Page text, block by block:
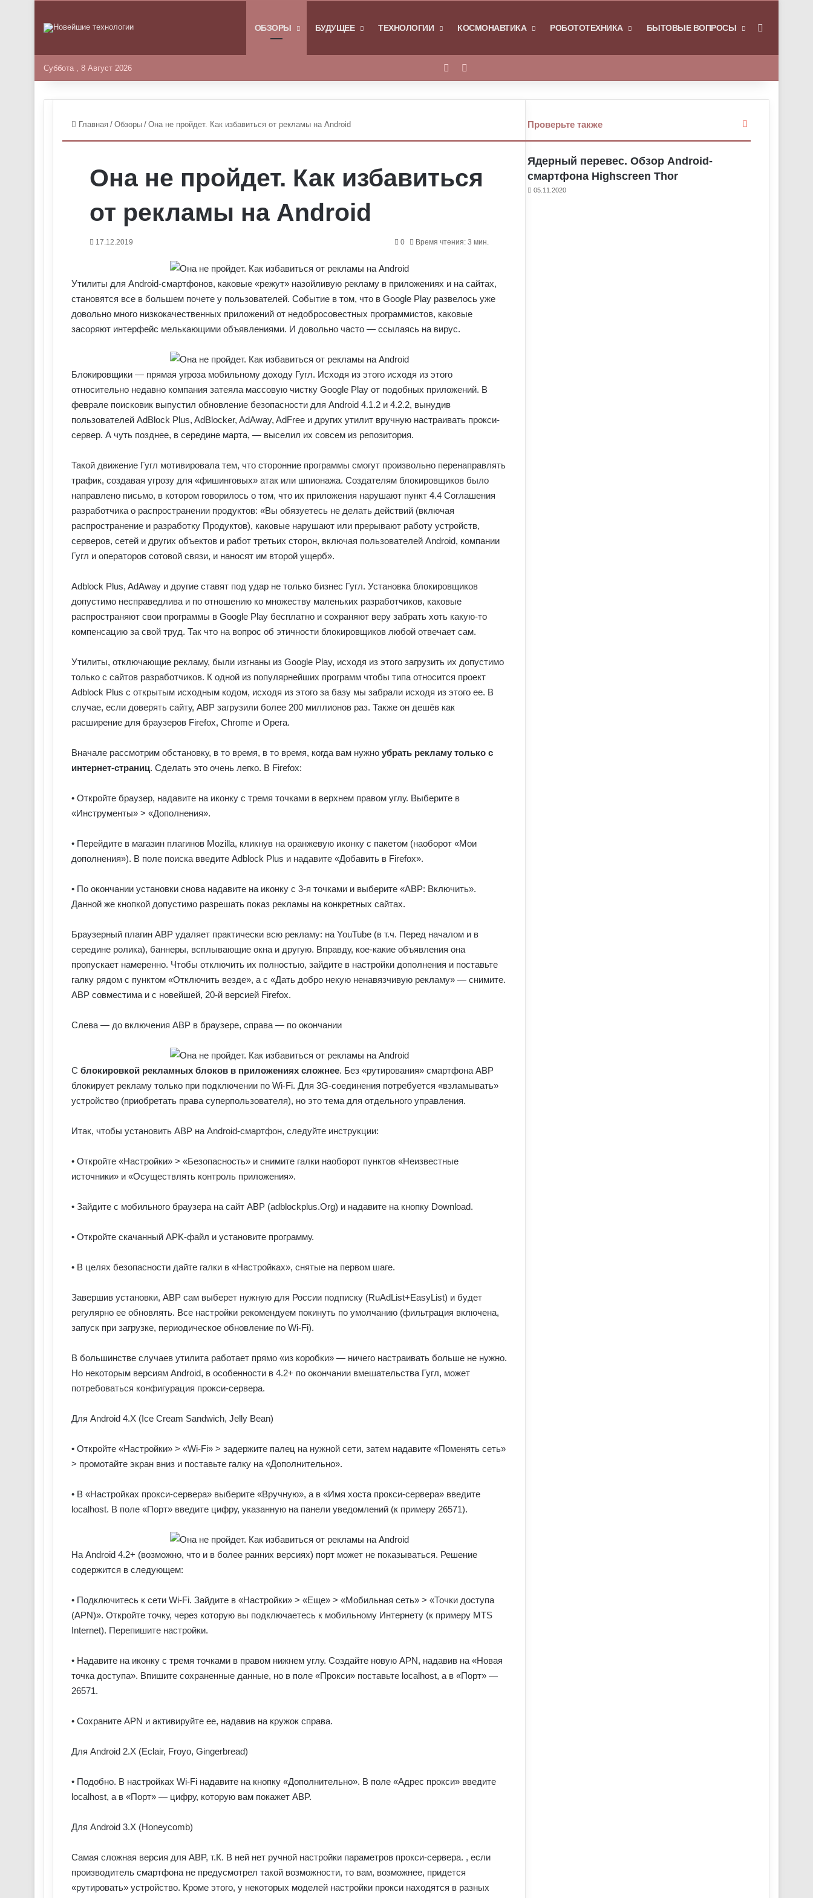
ГЛАВНАЯОБЗОРЫ БУДУЩЕЕ ТЕХНОЛОГИИ КОСМОНАВТИКА РОБОТОТЕХНИКА БЫТОВЫЕ ВОПРОСЫ
Суббота , 8 Август 2026 Войти
Главная / Обзоры / Она не пройдет. Как избавиться от рекламы на Android
Она не пройдет. Как избавиться
от рекламы на Android
17.12.2019 0 Время чтения: 3 мин.
Утилиты для Android-смартфонов, каковые «режут» назойливую рекламу в приложениях и на сайтах,
становятся все в большем почете у пользователей. Событие в том, что в Google Play развелось уже
довольно много низкокачественных приложений от недобросовестных программистов, каковые
засоряют интерфейс мелькающими объявлениями. И довольно часто — ссылаясь на вирус.
Блокировщики — прямая угроза мобильному доходу Гугл. Исходя из этого исходя из этого
относительно недавно компания затеяла массовую чистку Google Play от подобных приложений. В
феврале поисковик выпустил обновление безопасности для Android 4.1.2 и 4.2.2, вынудив
пользователей AdBlock Plus, AdBlocker, AdAway, AdFree и других утилит вручную настраивать прокси-
сервер. А чуть позднее, в середине марта, — выселил их совсем из репозитория.
Такой движение Гугл мотивировала тем, что сторонние программы смогут произвольно перенаправлять
трафик, создавая угрозу для «фишинговых» атак или шпионажа. Создателям блокировщиков было
направлено письмо, в котором говорилось о том, что их приложения нарушают пункт 4.4 Соглашения
разработчика о распространении продуктов: «Вы обязуетесь не делать действий (включая
распространение и разработку Продуктов), каковые нарушают или прерывают работу устройств,
серверов, сетей и других объектов и работ третьих сторон, включая пользователей Android, компании
Гугл и операторов сотовой связи, и наносят им второй ущерб».
Adblock Plus, AdAway и другие ставят под удар не только бизнес Гугл. Установка блокировщиков
допустимо несправедлива и по отношению ко множеству маленьких разработчиков, каковые
распространяют свои программы в Google Play бесплатно и сохраняют веру забрать хоть какую-то
компенсацию за свой труд. Так что на вопрос об этичности блокировщиков любой отвечает сам.
Утилиты, отключающие рекламу, были изгнаны из Google Play, исходя из этого загрузить их допустимо
только с сайтов разработчиков. К одной из популярнейших программ чтобы типа относится проект
Adblock Plus с открытым исходным кодом, исходя из этого за базу мы забрали исходя из этого ее. В
случае, если доверять сайту, ABP загрузили более 200 миллионов раз. Также он дешёв как
расширение для браузеров Firefox, Chrome и Opera.
Вначале рассмотрим обстановку, в то время, в то время, когда вам нужно убрать рекламу только с
интернет-страниц. Сделать это очень легко. В Firefox:
• Откройте браузер, надавите на иконку с тремя точками в верхнем правом углу. Выберите в
«Инструменты» > «Дополнения».
• Перейдите в магазин плагинов Mozilla, кликнув на оранжевую иконку с пакетом (наоборот «Мои
дополнения»). В поле поиска введите Adblock Plus и надавите «Добавить в Firefox».
• По окончании установки снова надавите на иконку с 3-я точками и выберите «ABP: Включить».
Данной же кнопкой допустимо разрешать показ рекламы на конкретных сайтах.
Браузерный плагин ABP удаляет практически всю рекламу: на YouTube (в т.ч. Перед началом и в
середине ролика), баннеры, всплывающие окна и другую. Вправду, кое-какие объявления она
пропускает намеренно. Чтобы отключить их полностью, зайдите в настройки дополнения и поставьте
галку рядом с пунктом «Отключить везде», а с «Дать добро некую ненавязчивую рекламу» — снимите.
ABP совместима и с новейшей, 20-й версией Firefox.
Слева — до включения ABP в браузере, справа — по окончании
С блокировкой рекламных блоков в приложениях сложнее. Без «рутирования» смартфона ABP
блокирует рекламу только при подключении по Wi-Fi. Для 3G-соединения потребуется «взламывать»
устройство (приобретать права суперпользователя), но это тема для отдельного управления.
Итак, чтобы установить ABP на Android-смартфон, следуйте инструкции:
• Откройте «Настройки» > «Безопасность» и снимите галки наоборот пунктов «Неизвестные
источники» и «Осуществлять контроль приложения».
• Зайдите с мобильного браузера на сайт ABP (adblockplus.Org) и надавите на кнопку Download.
• Откройте скачанный APK-файл и установите программу.
• В целях безопасности дайте галки в «Настройках», снятые на первом шаге.
Завершив установки, ABP сам выберет нужную для России подписку (RuAdList+EasyList) и будет
регулярно ее обновлять. Все настройки рекомендуем покинуть по умолчанию (фильтрация включена,
запуск при загрузке, периодическое обновление по Wi-Fi).
В большинстве случаев утилита работает прямо «из коробки» — ничего настраивать больше не нужно.
Но некоторым версиям Android, в особенности в 4.2+ по окончании вмешательства Гугл, может
потребоваться конфигурация прокси-сервера.
Для Android 4.X (Ice Cream Sandwich, Jelly Bean)
• Откройте «Настройки» > «Wi-Fi» > задержите палец на нужной сети, затем надавите «Поменять сеть»
> промотайте экран вниз и поставьте галку на «Дополнительно».
• В «Настройках прокси-сервера» выберите «Вручную», а в «Имя хоста прокси-сервера» введите
localhost. В поле «Порт» введите цифру, указанную на панели уведомлений (к примеру 26571).
На Android 4.2+ (возможно, что и в более ранних версиях) порт может не показываться. Решение
содержится в следующем:
• Подключитесь к сети Wi-Fi. Зайдите в «Настройки» > «Еще» > «Мобильная сеть» > «Точки доступа
(APN)». Откройте точку, через которую вы подключаетесь к мобильному Интернету (к примеру MTS
Internet). Перепишите настройки.
• Надавите на иконку с тремя точками в правом нижнем углу. Создайте новую APN, надавив на «Новая
точка доступа». Впишите сохраненные данные, но в поле «Прокси» поставьте localhost, а в «Порт» —
26571.
• Сохраните APN и активируйте ее, надавив на кружок справа.
Для Android 2.X (Eclair, Froyo, Gingerbread)
• Подобно. В настройках Wi-Fi надавите на кнопку «Дополнительно». В поле «Адрес прокси» введите
localhost, а в «Порт» — цифру, которую вам покажет ABP.
Для Android 3.X (Honeycomb)
Самая сложная версия для ABP, т.К. В ней нет ручной настройки параметров прокси-сервера. , если
производитель смартфона не предусмотрел такой возможности, то вам, возможнее, придется
«рутировать» устройство. Кроме этого, у некоторых моделей настройки прокси находятся в разных
Проверьте также
Ядерный перевес. Обзор Android-
смартфона Highscreen Thor
05.11.2020